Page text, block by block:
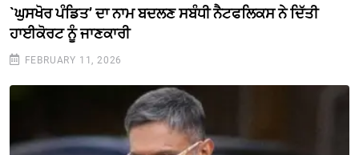
`ਘੁਸਖੋਰ ਪੰਡਿਤ’ ਦਾ ਨਾਮ ਬਦਲਣ ਸਬੰਧੀ ਨੈਟਫਲਿਕਸ ਨੇ ਦਿੱਤੀ
ਹਾਈਕੋਰਟ ਨੂੰ ਜਾਣਕਾਰੀ
FEBRUARY 11, 2026